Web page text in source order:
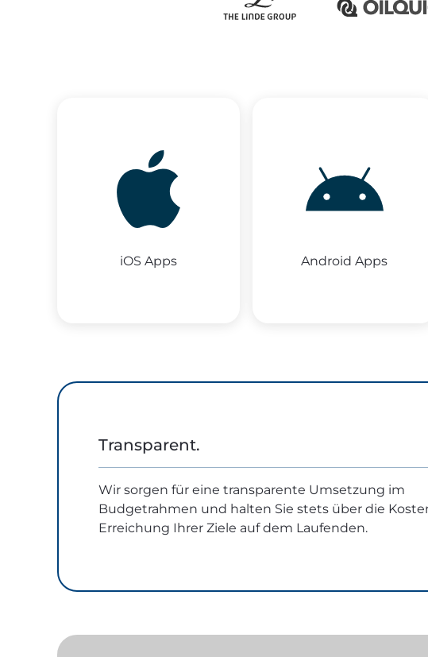
iOS Apps Android Apps
Transparent.
Wir sorgen für eine transparente Umsetzung im
Budgetrahmen und halten Sie stets über die
Erreichung Ihrer Ziele auf dem Laufenden.